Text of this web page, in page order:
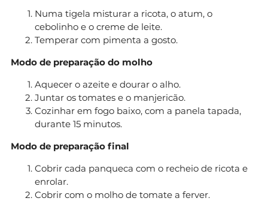
Numa tigela misturar a ricota, o atum, o
cebolinho e o creme de leite.
Temperar com pimenta a gosto.
Modo de preparação do molho
Aquecer o azeite e dourar o alho.
Juntar os tomates e o manjericão.
Cozinhar em fogo baixo, com a panela tapada,
durante 15 minutos.
Modo de preparação final
Cobrir cada panqueca com o recheio de ricota e
enrolar.
Cobrir com o molho de tomate a ferver.